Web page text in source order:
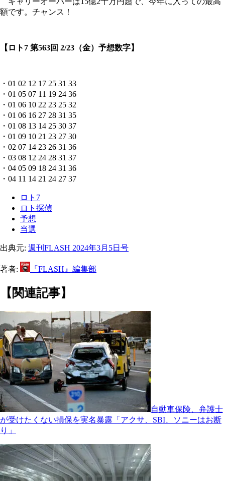
額です。チャンス！
【ロト7 第563回 2/23（金）予想数字】
・01 02 12 17 25 31 33
・01 05 07 11 19 24 36
・01 06 10 22 23 25 32
・01 06 16 27 28 31 35
・01 08 13 14 25 30 37
・01 09 10 21 23 27 30
・02 07 14 23 26 31 36
・03 08 12 24 28 31 37
・04 05 09 18 24 31 36
・04 11 14 21 24 27 37
ロト7
ロト探偵
予想
当選
出典元: 週刊FLASH 2024年3月5日号
著者: 『FLASH』編集部
【関連記事】
自動車保険、弁護士
が受けたくない損保を実名暴露「アクサ、SBI、ソニーはお断
り」